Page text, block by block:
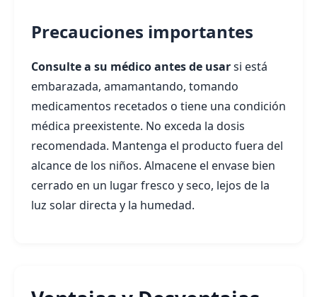
Precauciones importantes
Consulte a su médico antes de usarsi está
embarazada, amamantando, tomando
medicamentos recetados o tiene una condición
médica preexistente. No exceda la dosis
recomendada. Mantenga el producto fuera del
alcance de los niños. Almacene el envase bien
cerrado en un lugar fresco y seco, lejos de la
luz solar directa y la humedad.